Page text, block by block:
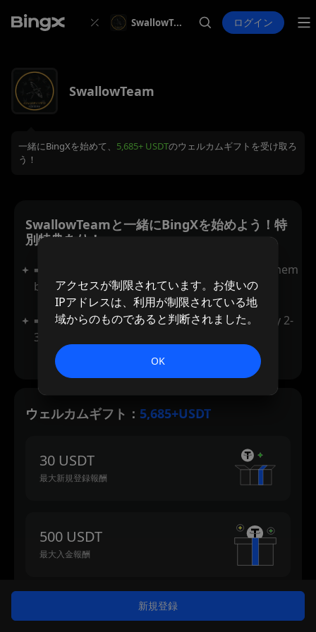
SwallowTeam ログイン
SwallowTeam
一緒にBingXを始めて、 5,685+ USDTのウェルカムギフトを受け取ろ
う！
SwallowTeamと一緒にBingXを始めよう！特
別特典あり！
➡️ Join BingX via our link and 7 day access to mem
bership (Send Your UID)
➡️ Enjoy additional -20% fees on top of already 2-
3x lower fees, compared to other exchanges.
ウェルカムギフト： 5,685+USDT
30 USDT
最大新規登録報酬
500 USDT
最大入金報酬
アクセスが制限されています。お使いの
IPアドレスは、利用が制限されている地
域からのものであると判断されました。
OK
新規登録